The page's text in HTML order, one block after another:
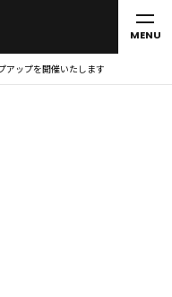
MENU
アップを開催いたします